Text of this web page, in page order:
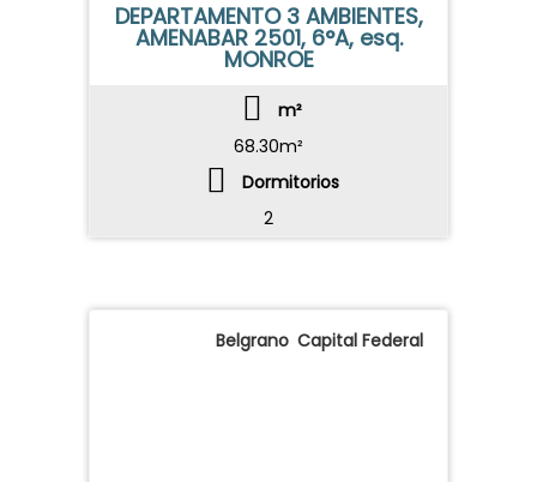
DEPARTAMENTO 3 AMBIENTES,
AMENABAR 2501, 6°A, esq.
MONROE
m²
68.30m²
Dormitorios
2
Belgrano Capital Federal